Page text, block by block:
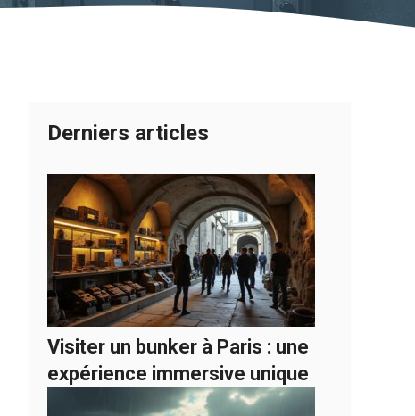
Derniers articles
Visiter un bunker à Paris : une
expérience immersive unique